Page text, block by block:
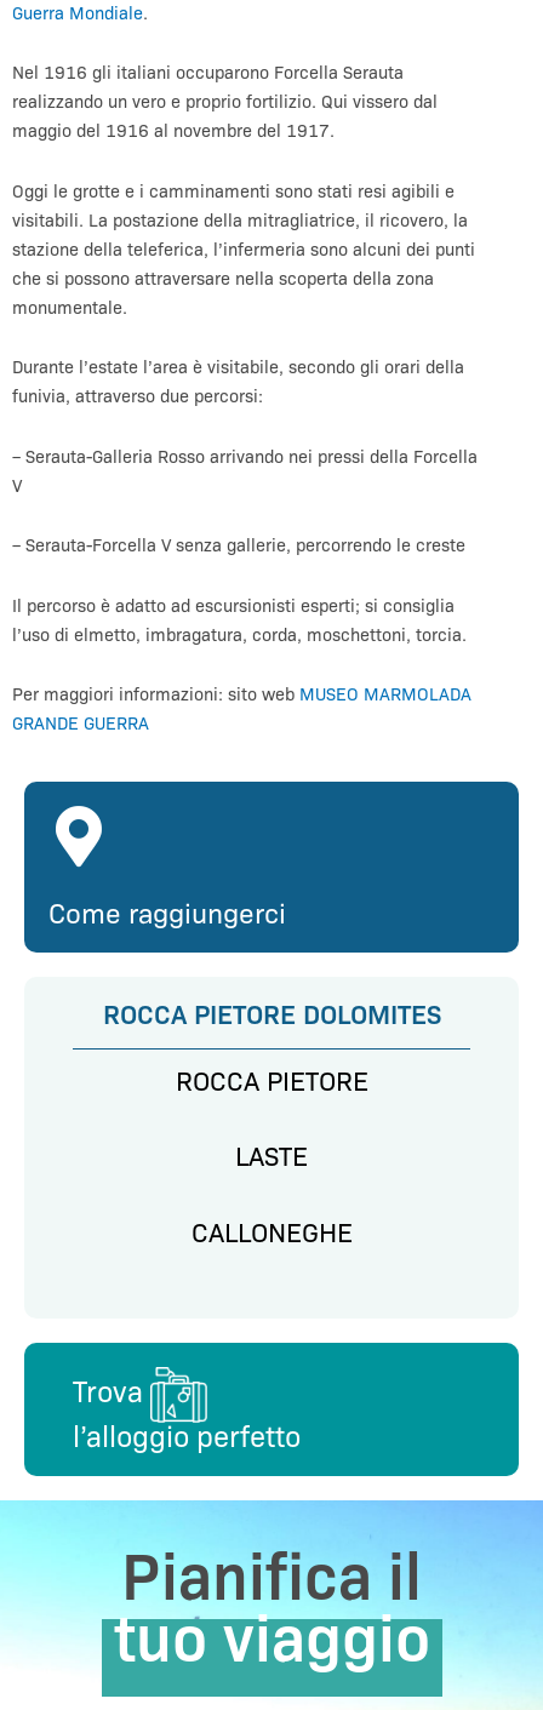
Guerra Mondiale.
Nel 1916 gli italiani occuparono Forcella Serauta
realizzando un vero e proprio fortilizio. Qui vissero dal
maggio del 1916 al novembre del 1917.
Oggi le grotte e i camminamenti sono stati resi agibili e
visitabili. La postazione della mitragliatrice, il ricovero, la
stazione della teleferica, l’infermeria sono alcuni dei punti
che si possono attraversare nella scoperta della zona
monumentale.
Durante l’estate l’area è visitabile, secondo gli orari della
funivia, attraverso due percorsi:
– Serauta-Galleria Rosso arrivando nei pressi della Forcella
V
– Serauta-Forcella V senza gallerie, percorrendo le creste
Il percorso è adatto ad escursionisti esperti; si consiglia
l’uso di elmetto, imbragatura, corda, moschettoni, torcia.
Per maggiori informazioni: sito web MUSEO MARMOLADA
GRANDE GUERRA
Come raggiungerci
ROCCA PIETORE DOLOMITES
ROCCA PIETORE
LASTE
CALLONEGHE
Trova
l’alloggio perfetto
Pianifica il
tuo viaggio